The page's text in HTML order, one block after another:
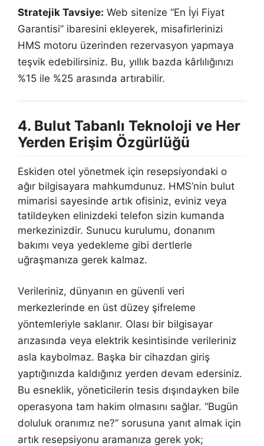
Stratejik Tavsiye: Web sitenize “En İyi Fiyat
Garantisi” ibaresini ekleyerek, misafirlerinizi
HMS motoru üzerinden rezervasyon yapmaya
teşvik edebilirsiniz. Bu, yıllık bazda kârlılığınızı
%15 ile %25 arasında artırabilir.
4. Bulut Tabanlı Teknoloji ve Her
Yerden Erişim Özgürlüğü
Eskiden otel yönetmek için resepsiyondaki o
ağır bilgisayara mahkumdunuz. HMS’nin bulut
mimarisi sayesinde artık ofisiniz, eviniz veya
tatildeyken elinizdeki telefon sizin kumanda
merkezinizdir. Sunucu kurulumu, donanım
bakımı veya yedekleme gibi dertlerle
uğraşmanıza gerek kalmaz.
Verileriniz, dünyanın en güvenli veri
merkezlerinde en üst düzey şifreleme
yöntemleriyle saklanır. Olası bir bilgisayar
arızasında veya elektrik kesintisinde verileriniz
asla kaybolmaz. Başka bir cihazdan giriş
yaptığınızda kaldığınız yerden devam edersiniz.
Bu esneklik, yöneticilerin tesis dışındayken bile
operasyona tam hakim olmasını sağlar. “Bugün
doluluk oranımız ne?” sorusuna yanıt almak için
artık resepsiyonu aramanıza gerek yok;